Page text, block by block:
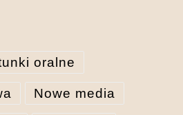
oralne
Nowe media